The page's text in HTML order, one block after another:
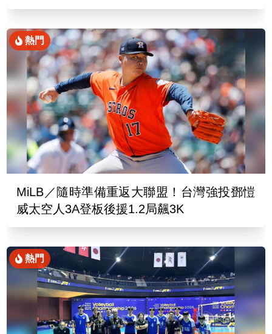
熱門
MiLB／隨時準備重返大聯盟！台灣強投鄧愷
威太空人3A登板後援1.2局飆3K
熱門